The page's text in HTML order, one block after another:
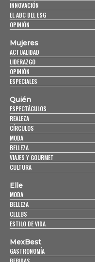
INNOVACIÓN
EL ABC DEL ESG
OPINIÓN
Mujeres
ACTUALIDAD
LIDERAZGO
OPINIÓN
ESPECIALES
Quién
ESPECTÁCULOS
REALEZA
CÍRCULOS
MODA
BELLEZA
VIAJES Y GOURMET
CULTURA
Elle
MODA
BELLEZA
CELEBS
ESTILO DE VIDA
MexBest
GASTRONOMÍA